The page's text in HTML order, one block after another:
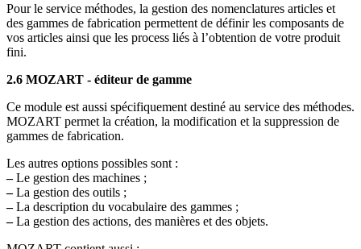
Pour le service méthodes, la gestion des nomenclatures articles et
des gammes de fabrication permettent de définir les composants de
vos articles ainsi que les process liés à l’obtention de votre produit
fini.
2.6 MOZART - éditeur de gamme
Ce module est aussi spécifiquement destiné au service des méthodes.
MOZART permet la création, la modification et la suppression de
gammes de fabrication.
Les autres options possibles sont :
–Le gestion des machines ;
–La gestion des outils ;
–La description du vocabulaire des gammes ;
–La gestion des actions, des manières et des objets.